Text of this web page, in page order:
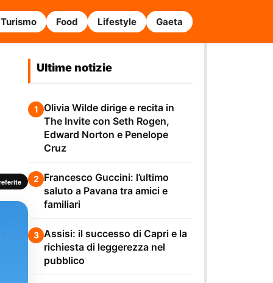
Turismo Food Lifestyle Gaeta
Ultime notizie
1 Olivia Wilde dirige e recita in
The Invite con Seth Rogen,
Edward Norton e Penelope
Cruz
2 Francesco Guccini: l’ultimo
saluto a Pavana tra amici e
familiari
3 Assisi: il successo di Capri e la
richiesta di leggerezza nel
pubblico